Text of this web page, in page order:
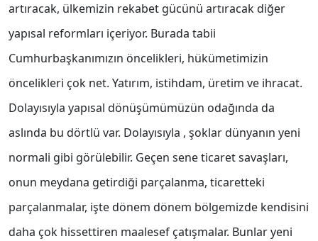
artıracak, ülkemizin rekabet gücünü artıracak diğer
yapısal reformları içeriyor. Burada tabii
Cumhurbaşkanımızın öncelikleri, hükümetimizin
öncelikleri çok net. Yatırım, istihdam, üretim ve ihracat.
Dolayısıyla yapısal dönüşümümüzün odağında da
aslında bu dörtlü var. Dolayısıyla , şoklar dünyanın yeni
normali gibi görülebilir. Geçen sene ticaret savaşları,
onun meydana getirdiği parçalanma, ticaretteki
parçalanmalar, işte dönem dönem bölgemizde kendisini
daha çok hissettiren maalesef çatışmalar. Bunlar yeni